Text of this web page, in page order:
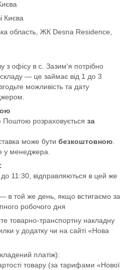
Києва
область, ЖК Desna Residence,
з офісу в с. Зазим'я потрібно
— це займає від 1 до 3
можливість та дату
Поштою розраховується за
може бути безкоштовною
у менеджера.
11:30, відправляються в цей же
в той же день, якщо встигаємо за
робочого дня
товарно-транспортну накладну
у додатку чи на сайті «Нова
платіж):
товару (за тарифами «Нової